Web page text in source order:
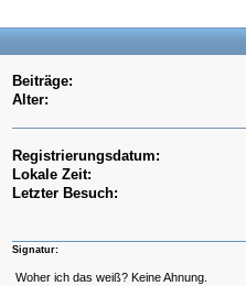
Beiträge:
Alter:
Registrierungsdatum:
Lokale Zeit:
Letzter Besuch:
Signatur:
Woher ich das weiß? Keine Ahnung.